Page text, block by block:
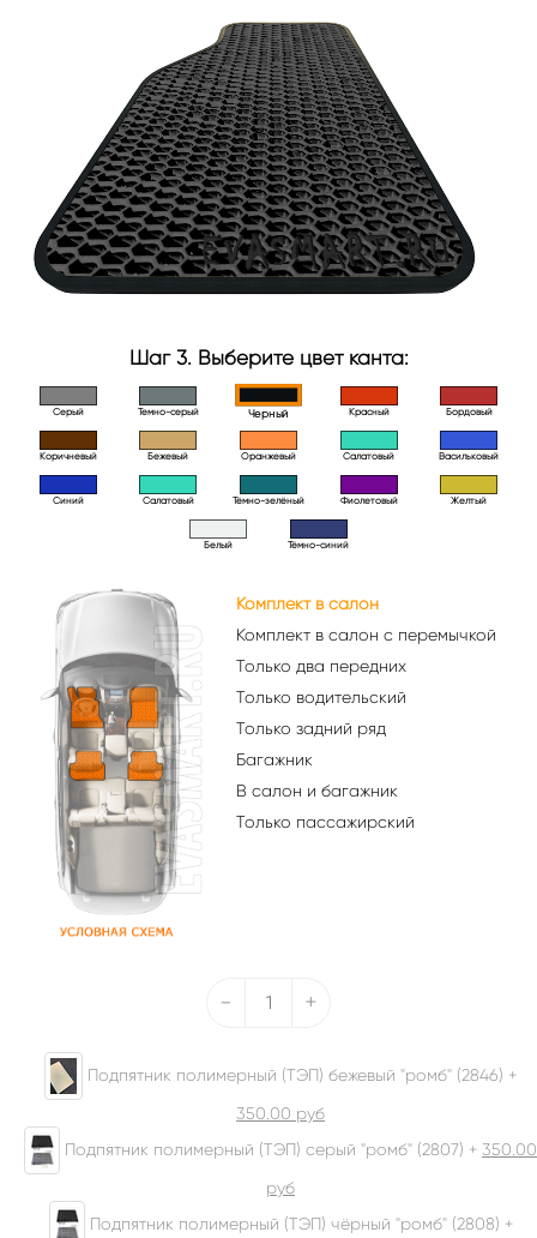
Шаг 3. Выберите цвет канта:
Серый Темно-серый Черный Красный Бордовый
Коричневый Бежевый Оранжевый Салатовый Васильковый
Синий Салатовый Тёмно-зелёный Фиолетовый Желтый
Белый Тёмно-синий
Комплект в салон
Комплект в салон с перемычкой
Только два передних
Только водительский
Только задний ряд
Багажник
В салон и багажник
Только пассажирский
- +
Подпятник полимерный (ТЭП) бежевый "ромб" (2846) +
350.00 руб
Подпятник полимерный (ТЭП) серый "ромб" (2807) + 350.00
руб
Подпятник полимерный (ТЭП) чёрный "ромб" (2808) +